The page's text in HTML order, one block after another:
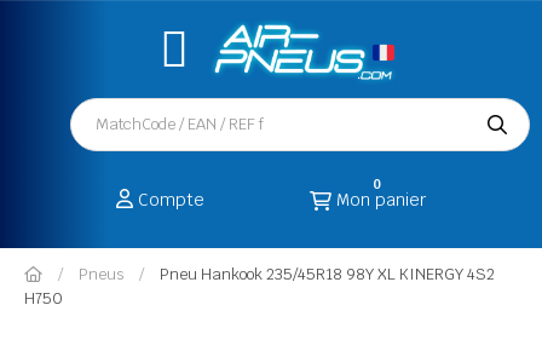
Compte Mon panier
0
Pneus
Pneu Hankook 235/45R18 98Y XL KINERGY 4S2
H750